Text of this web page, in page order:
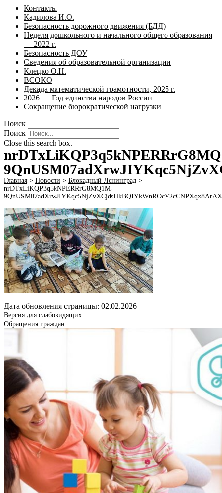
Контакты
Кадилова И.О.
Безопасность дорожного движения (БДД)
Неделя дошкольного и начального общего образования
— 2022 г.
Безопасность ДОУ
Сведения об образовательной организации
Клецко О.Н.
ВСОКО
Декада математической грамотности, 2025 г.
2026 — Год единства народов России
Сокращение бюрократической нагрузки
Поиск
Поиск
Close this search box.
Главная > Новости > Блокадный Ленинград >
nrDTxLiKQP3q5kNPERRrG8MQ1M-
Дата обновления страницы: 02.02.2026
Версия для слабовидящих
Обращения граждан